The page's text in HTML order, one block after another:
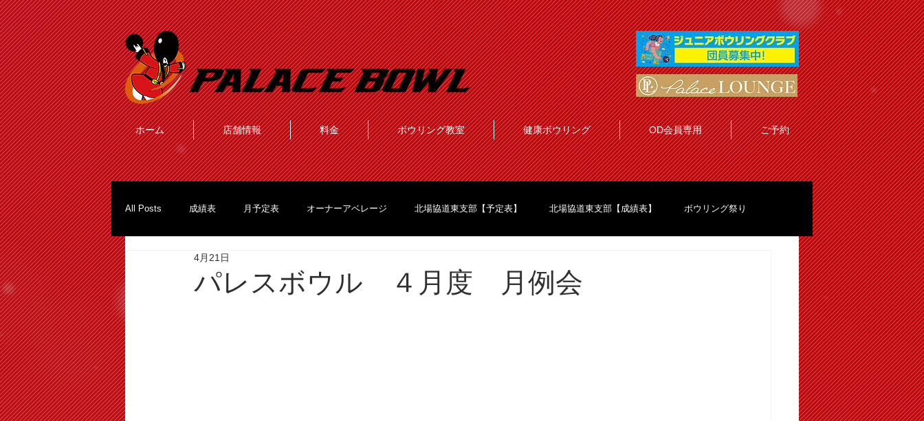
ホーム 店舗情報 料金 ボウリング教室 健康ボウリング OD会員専用 ご予約
All Posts 成績表 月予定表 オーナーアベレージ 北場協道東支部【予定表】 北場協道東支部【成績表】 ボウリング祭り
パレスボウル ４月度 月例会
4月21日